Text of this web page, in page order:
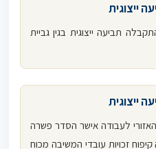
ייצוגית
תביעה ייצוגית בגין גביית
ייצוגית
האזורי לעבודה אישר הסדר פשרה
זכויות עובדי המשיבה מכוח